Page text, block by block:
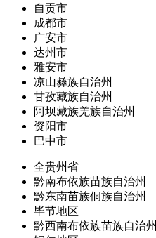
自贡市
成都市
广安市
达州市
雅安市
凉山彝族自治州
甘孜藏族自治州
阿坝藏族羌族自治州
资阳市
巴中市
全贵州省
黔南布依族苗族自治州
黔东南苗族侗族自治州
毕节地区
黔西南布依族苗族自治州